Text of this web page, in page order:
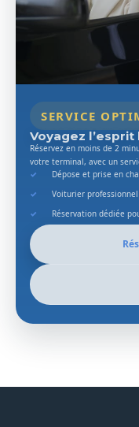
SERVICE
Voyagez
Réservez en moins de 2
votre terminal, avec un
Dépose et prise en
Voiturier
Réservation dédiée